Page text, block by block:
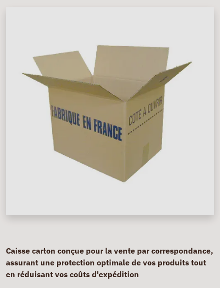
Caisse carton conçue pour la vente par correspondance,
assurant une protection optimale de vos produits tout
en réduisant vos coûts d'expédition